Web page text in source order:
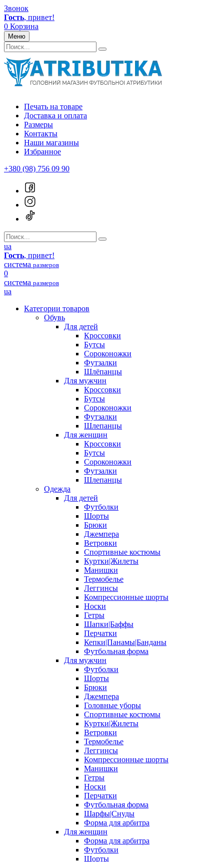
Звонок
Гость, привет!
0 Корзина
Меню
Печать на товаре
Доставка и оплата
Размеры
Контакты
Наши магазины
Избранное
+380 (98) 756 09 90
ua
Гость, привет!
система размеров
0
система размеров
ua
Категории товаров
Обувь
Для детей
Кроссовки
Бутсы
Сороконожки
Футзалки
Шлёпанцы
Для мужчин
Кроссовки
Бутсы
Сороконожки
Футзалки
Шлепанцы
Для женщин
Кроссовки
Бутсы
Сороконожки
Футзалки
Шлепанцы
Одежда
Для детей
Футболки
Шорты
Брюки
Джемпера
Ветровки
Спортивные костюмы
Куртки|Жилеты
Манишки
Термобелье
Леггинсы
Компрессионные шорты
Носки
Гетры
Шапки|Баффы
Перчатки
Кепки|Панамы|Банданы
Футбольная форма
Для мужчин
Футболки
Шорты
Брюки
Джемпера
Головные уборы
Спортивные костюмы
Куртки|Жилеты
Ветровки
Термобелье
Леггинсы
Компрессионные шорты
Манишки
Гетры
Носки
Перчатки
Футбольная форма
Шарфы|Снуды
Форма для арбитра
Для женщин
Форма для арбитра
Футболки
Шорты